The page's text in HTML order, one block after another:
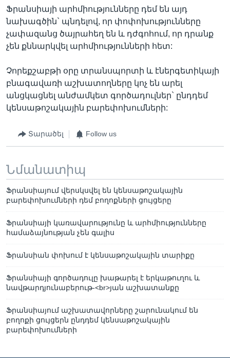
Ֆրանսիայի արհմիությունները դեմ են այդ
նախագծին` պնդելով, որ փոփոխությունները
չափազանց ծայրահեղ են և դժգոհում, որ դրանք
չեն քննարկվել արհմիությունների հետ:
Չորեքշաբթի օրը տրանսպորտի և էներգետիկայի
բնագավառի աշխատողները կոչ են արել
անցկացնել անժամկետ գործադուլներ` ընդդեմ
կենսաթոշակային բարեփոխումների:
Տարածել Follow us
Նմանատիպ
Ֆրանսիայում վերսկսվել են կենսաթոշակային
բարեփոխումների դեմ բողոքների ցույցերը
Ֆրանսիայի կառավարությունը և արհմիությունները
համաձայնության չեն գալիս
Ֆրանսիան փոխում է կենսաթոշակային տարիքը
Ֆրանսիայի գործադուլը խաթարել է երկաթուղու և
նավթարդյունաբերութ-<br>յան աշխատանքը
Ֆրանսիայում աշխատավորները շարունակում են
բողոքի ցույցերն ընդդեմ կենսաթոշակային
բարեփոխումների